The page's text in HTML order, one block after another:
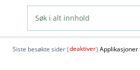
Siste besøkte sider (deaktiver)